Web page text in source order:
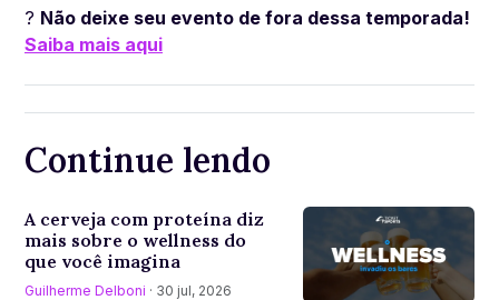
? Não deixe seu evento de fora dessa temporada!
Saiba mais aqui
Continue lendo
A cerveja com proteína diz
mais sobre o wellness do
que você imagina
Guilherme Delboni · 30 jul, 2026